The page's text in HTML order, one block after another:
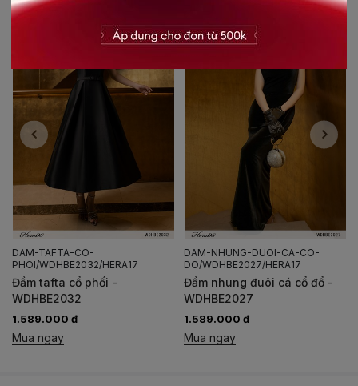
DAM-TAFTA-CO-
PHOI/WDHBE2032/HERA17
Đầm tafta cổ phối -
WDHBE2032
1.589.000 đ
Mua ngay
DAM-NHUNG-DUOI-CA-CO-
DO/WDHBE2027/HERA17
Đầm nhung đuôi cá cổ đổ -
WDHBE2027
1.589.000 đ
Mua ngay